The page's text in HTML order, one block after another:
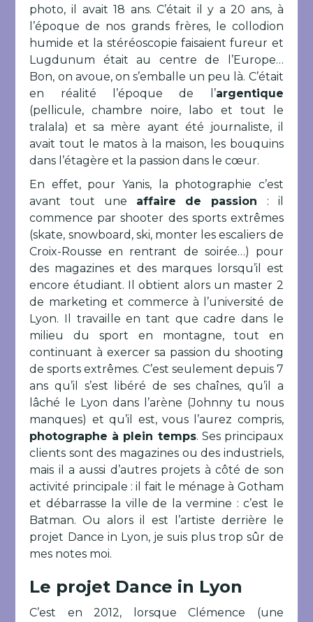
photo, il avait 18 ans. C’était il y a 20 ans, à
l’époque de nos grands frères, le collodion
humide et la stéréoscopie faisaient fureur et
Lugdunum était au centre de l’Europe…
Bon, on avoue, on s’emballe un peu là. C’était
en réalité l’époque de l’argentique
(pellicule, chambre noire, labo et tout le
tralala) et sa mère ayant été journaliste, il
avait tout le matos à la maison, les bouquins
dans l’étagère et la passion dans le cœur.
En effet, pour Yanis, la photographie c’est
avant tout une affaire de passion : il
commence par shooter des sports extrêmes
(skate, snowboard, ski, monter les escaliers de
Croix-Rousse en rentrant de soirée…) pour
des magazines et des marques lorsqu’il est
encore étudiant. Il obtient alors un master 2
de marketing et commerce à l’université de
Lyon. Il travaille en tant que cadre dans le
milieu du sport en montagne, tout en
continuant à exercer sa passion du shooting
de sports extrêmes. C’est seulement depuis 7
ans qu’il s’est libéré de ses chaînes, qu’il a
lâché le Lyon dans l’arène (Johnny tu nous
manques) et qu’il est, vous l’aurez compris,
photographe à plein temps. Ses principaux
clients sont des magazines ou des industriels,
mais il a aussi d’autres projets à côté de son
activité principale : il fait le ménage à Gotham
et débarrasse la ville de la vermine : c’est le
Batman. Ou alors il est l’artiste derrière le
projet Dance in Lyon, je suis plus trop sûr de
mes notes moi.
Le projet Dance in Lyon
C’est en 2012, lorsque Clémence (une